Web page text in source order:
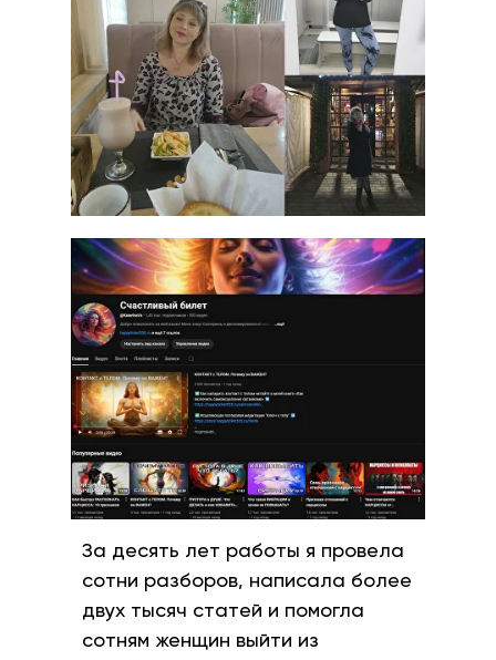
За десять лет работы я провела
сотни разборов, написала более
двух тысяч статей и помогла
сотням женщин выйти из